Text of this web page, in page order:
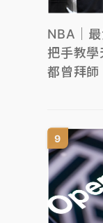
NBA｜
把手教
都曾拜師